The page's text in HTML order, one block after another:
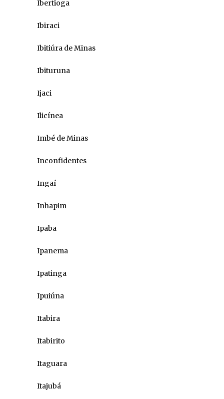
Ibertioga
Ibiraci
Ibitiúra de Minas
Ibituruna
Ijaci
Ilicínea
Imbé de Minas
Inconfidentes
Ingaí
Inhapim
Ipaba
Ipanema
Ipatinga
Ipuiúna
Itabira
Itabirito
Itaguara
Itajubá